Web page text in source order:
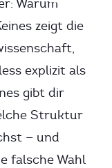
Warum
zeigt die
explizit als
gibt dir
Struktur
— und
falsche Wahl